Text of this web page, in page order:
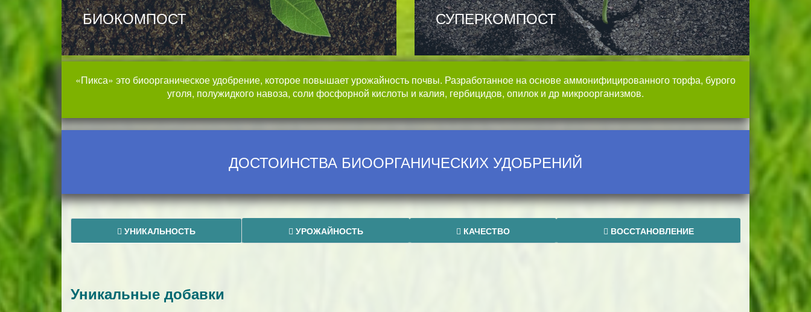
БИОКОМПОСТ СУПЕРКОМПОСТ
«Пикса» это биоорганическое удобрение, которое повышает урожайность почвы. Разработанное на основе аммонифицированного торфа, бурого
уголя, полужидкого навоза, соли фосфорной кислоты и калия, гербицидов, опилок и др микроорганизмов.
ДОСТОИНСТВА БИООРГАНИЧЕСКИХ УДОБРЕНИЙ
УНИКАЛЬНОСТЬ УРОЖАЙНОСТЬ КАЧЕСТВО ВОССТАНОВЛЕНИЕ
Уникальные добавки